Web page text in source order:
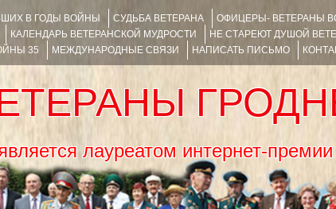
В ГОДЫ ВОЙНЫ СУДЬБА ВЕТЕРАНА ОФИЦЕРЫ- ВЕТЕРАНЫ
КАЛЕНДАРЬ ВЕТЕРАНСКОЙ МУДРОСТИ НЕ СТАРЕЮТ ДУШОЙ
35 МЕЖДУНАРОДНЫЕ СВЯЗИ НАПИСАТЬ ПИСЬМО
лауреатом интернет-